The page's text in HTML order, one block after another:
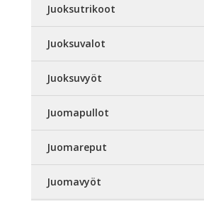
Juoksutrikoot
Juoksuvalot
Juoksuvyöt
Juomapullot
Juomareput
Juomavyöt